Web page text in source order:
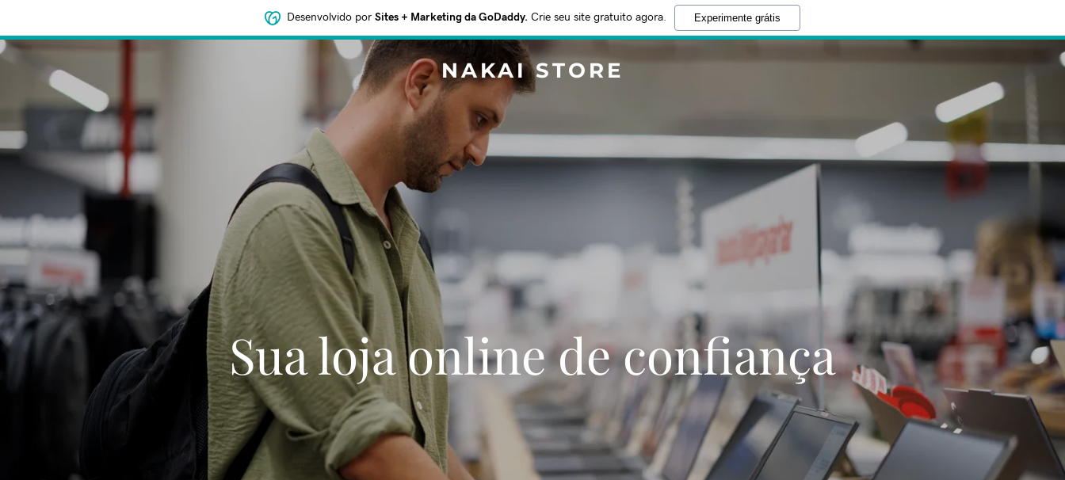
Desenvolvido por Sites + Marketing da GoDaddy. Crie seu site gratuito agora. Experimente grátis
NAKAI STORE
Sua loja online de confiança